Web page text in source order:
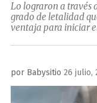
Lo lograron a través
grado de letalidad
ventaja para iniciar
por Babysitio
el
26 julio,